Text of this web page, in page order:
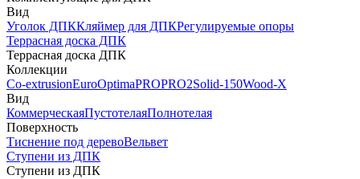
Вид
Уголок ДПККляймер для ДПКРегулируемые опоры
Террасная доска ДПК
Террасная доска ДПК
Коллекции
Co-extrusionEuroOptimaPROPRO2Solid-150Wood-X
Вид
КоммерческаяПустотелаяПолнотелая
Поверхность
Тиснение под деревоВельвет
Ступени из ДПК
Ступени из ДПК